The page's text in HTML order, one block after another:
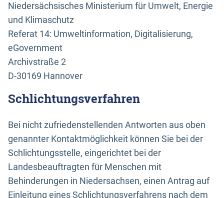
Niedersächsisches Ministerium für Umwelt, Energie
und Klimaschutz
Referat 14: Umweltinformation, Digitalisierung,
eGovernment
Archivstraße 2
D-30169 Hannover
Schlichtungsverfahren
Bei nicht zufriedenstellenden Antworten aus oben
genannter Kontaktmöglichkeit können Sie bei der
Schlichtungsstelle, eingerichtet bei der
Landesbeauftragten für Menschen mit
Behinderungen in Niedersachsen, einen Antrag auf
Einleitung eines Schlichtungsverfahrens nach dem